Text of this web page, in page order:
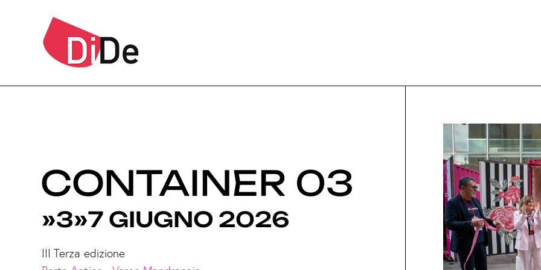
CONTAINER 03
»3»7 GIUGNO 2026
III Terza edizione